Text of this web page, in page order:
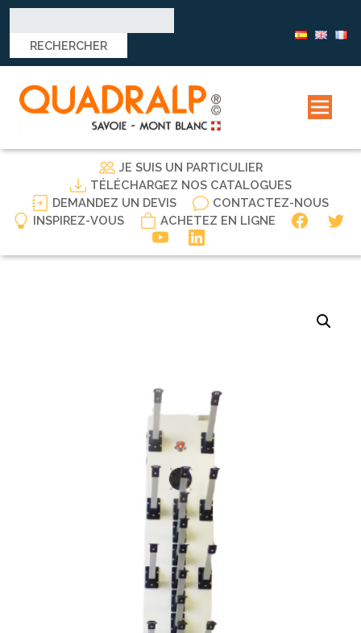
JE SUIS UN PARTICULIER
TÉLÉCHARGEZ NOS CATALOGUES
DEMANDEZ UN DEVIS
CONTACTEZ-NOUS
INSPIREZ-VOUS
ACHETEZ EN LIGNE